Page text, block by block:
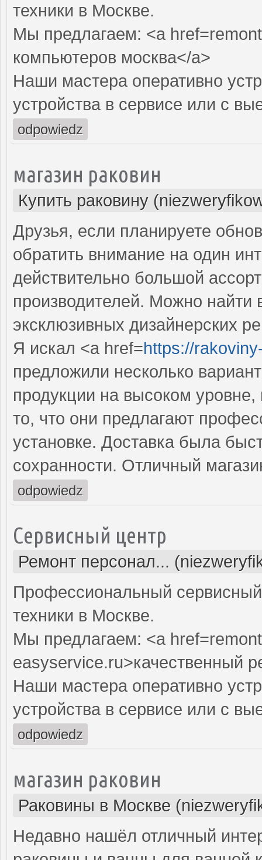
техники в Москве.
Мы предлагаем: <a
компьютеров москва</a>
Наши мастера оперативно
устройства в сервисе или с
odpowiedz
магазин раковин
Купить раковину
Друзья, если планируете
обратить внимание на один
действительно большой
производителей. Можно найти
эксклюзивных дизайнерских
Я искал <a href=https://
предложили несколько
продукции на высоком
то, что они предлагают
установке. Доставка была
сохранности. Отличный
odpowiedz
Сервисный центр
Ремонт персонал...
Профессиональный
техники в Москве.
Мы предлагаем: <a
easyservice.ru>качественный
Наши мастера оперативно
устройства в сервисе или с
odpowiedz
магазин раковин
Раковины в Москве
Недавно нашёл отличный